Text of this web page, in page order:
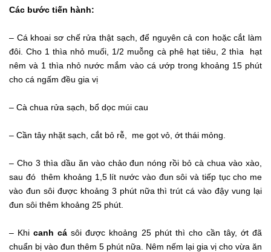
Các bước tiến hành:
– Cá khoai sơ chế rửa thật sạch, để nguyên cả con hoặc cắt làm
đôi. Cho 1 thìa nhỏ muối, 1/2 muỗng cà phê hạt tiêu, 2 thìa hạt
nêm và 1 thìa nhỏ nước mắm vào cá ướp trong khoảng 15 phút
cho cá ngấm đều gia vị
– Cà chua rửa sạch, bổ dọc múi cau
– Cần tây nhặt sạch, cắt bỏ rễ, me gọt vỏ, ớt thái mỏng.
– Cho 3 thìa dầu ăn vào chảo đun nóng rồi bỏ cà chua vào xào,
sau đó thêm khoảng 1,5 lít nước vào đun sôi và tiếp tục cho me
vào đun sôi được khoảng 3 phút nữa thì trút cá vào đậy vung lại
đun sôi thêm khoảng 25 phút.
– Khicanh cá sôi được khoảng 25 phút thì cho cần tây, ớt đã
chuẩn bị vào đun thêm 5 phút nữa. Nêm nếm lại gia vị cho vừa ăn